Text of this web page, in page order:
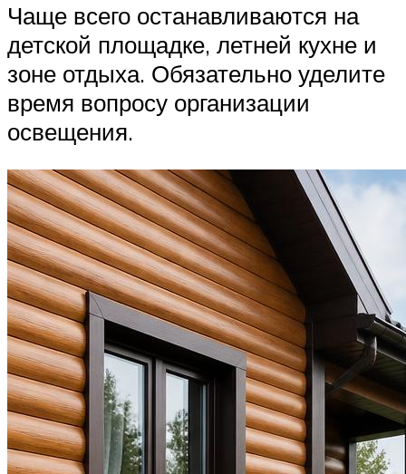
Чаще всего останавливаются на
детской площадке, летней кухне и
зоне отдыха. Обязательно уделите
время вопросу организации
освещения.